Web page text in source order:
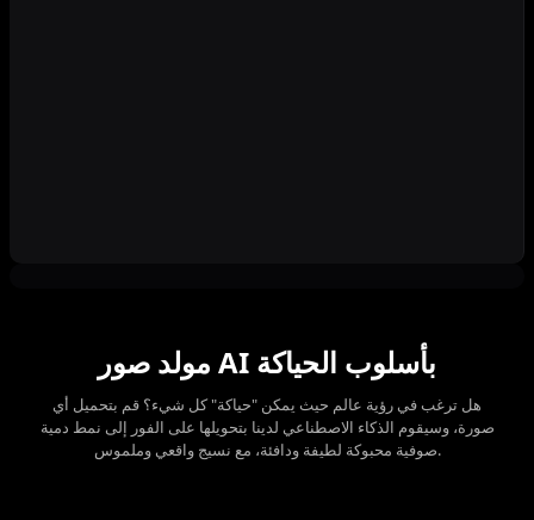
مولد صور AI بأسلوب الحياكة
هل ترغب في رؤية عالم حيث يمكن "حياكة" كل شيء؟ قم بتحميل أي
صورة، وسيقوم الذكاء الاصطناعي لدينا بتحويلها على الفور إلى نمط دمية
صوفية محبوكة لطيفة ودافئة، مع نسيج واقعي وملموس.